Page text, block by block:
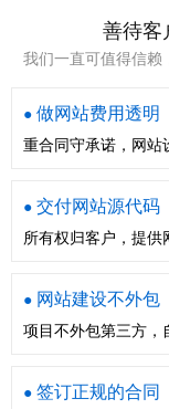
善待客
我们一直可值得信赖
● 做网站费用透明
重合同守承诺，网站
● 交付网站源代码
所有权归客户，提供
● 网站建设不外包
项目不外包第三方，
● 签订正规的合同